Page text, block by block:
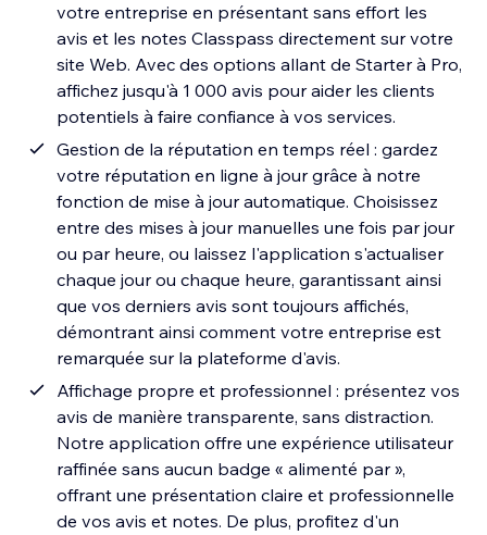
votre entreprise en présentant sans effort les
avis et les notes Classpass directement sur votre
site Web. Avec des options allant de Starter à Pro,
affichez jusqu'à 1 000 avis pour aider les clients
potentiels à faire confiance à vos services.
Gestion de la réputation en temps réel : gardez
votre réputation en ligne à jour grâce à notre
fonction de mise à jour automatique. Choisissez
entre des mises à jour manuelles une fois par jour
ou par heure, ou laissez l'application s'actualiser
chaque jour ou chaque heure, garantissant ainsi
que vos derniers avis sont toujours affichés,
démontrant ainsi comment votre entreprise est
remarquée sur la plateforme d'avis.
Affichage propre et professionnel : présentez vos
avis de manière transparente, sans distraction.
Notre application offre une expérience utilisateur
raffinée sans aucun badge « alimenté par »,
offrant une présentation claire et professionnelle
de vos avis et notes. De plus, profitez d'un